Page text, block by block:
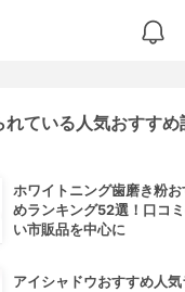
れている人気おすすめ
ホワイトニング歯磨き粉お
めランキング52選！口コ
い市販品を中心に
アイシャドウおすすめ人気